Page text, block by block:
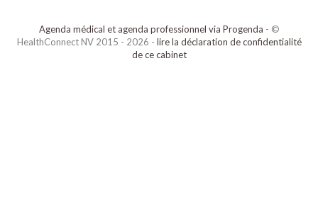
Agenda médical et agenda professionnel via Progenda - ©
HealthConnect NV 2015 - 2026 - lire la déclaration de confidentialité
de ce cabinet